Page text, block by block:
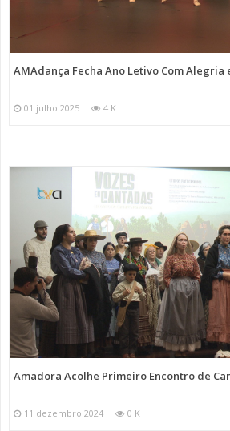
AMAdança Fecha Ano Letivo Com Alegria
01 julho 2025 4 K
Amadora Acolhe Primeiro Encontro de
11 dezembro 2024 0 K